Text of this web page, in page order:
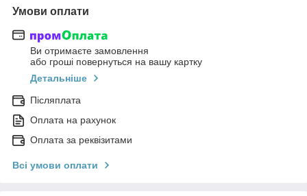
Умови оплати
Ви отримаєте замовлення
або гроші повернуться на вашу картку
Детальніше
Післяплата
Оплата на рахунок
Оплата за реквізитами
Всі умови оплати